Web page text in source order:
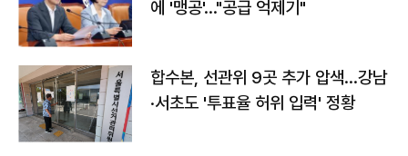
에 '맹공'…"공급 억제기"
합수본, 선관위 9곳 추가 압색…강남
·서초도 '투표율 허위 입력' 정황